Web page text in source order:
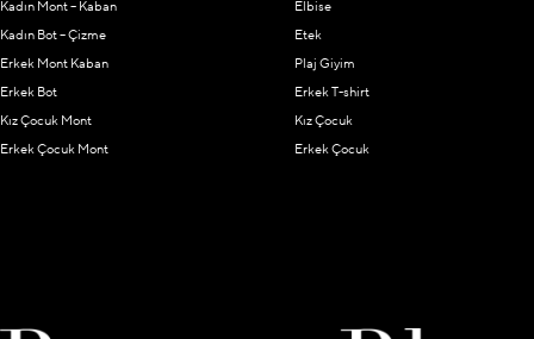
Kadın Mont – Kaban
Kadın Bot – Çizme
Erkek Mont Kaban
Erkek Bot
Kız Çocuk Mont
Erkek Çocuk Mont
Elbise
Etek
Plaj Giyim
Erkek T-shirt
Kız Çocuk
Erkek Çocuk